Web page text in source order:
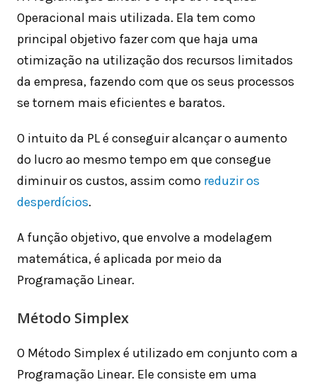
Operacional mais utilizada. Ela tem como
principal objetivo fazer com que haja uma
otimização na utilização dos recursos limitados
da empresa, fazendo com que os seus processos
se tornem mais eficientes e baratos.
O intuito da PL é conseguir alcançar o aumento
do lucro ao mesmo tempo em que consegue
diminuir os custos, assim como reduzir os
desperdícios.
A função objetivo, que envolve a modelagem
matemática, é aplicada por meio da
Programação Linear.
Método Simplex
O Método Simplex é utilizado em conjunto com a
Programação Linear. Ele consiste em uma